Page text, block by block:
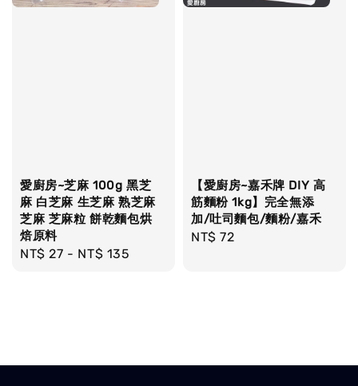
愛廚房~芝麻 100g 黑芝
麻 白芝麻 生芝麻 熟芝麻
芝麻 芝麻粒 餅乾麵包烘
焙原料
Regular
NT$ 27 - NT$ 135
【愛廚房~嘉禾牌 DIY 高
筋麵粉 1kg】完全無添
加/吐司麵包/麵粉/嘉禾
Regular
NT$ 72